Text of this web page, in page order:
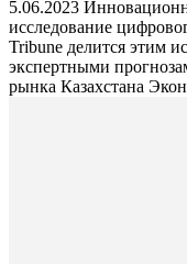
5.06.2023
исследование
Tribune делится этим
экспертными
рынка Казахстана